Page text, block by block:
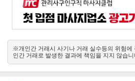
※개인간 거래시 사기나 거래 실수등의 위험에
인간 거래로 발생한 결과에 책임을 지지 않습